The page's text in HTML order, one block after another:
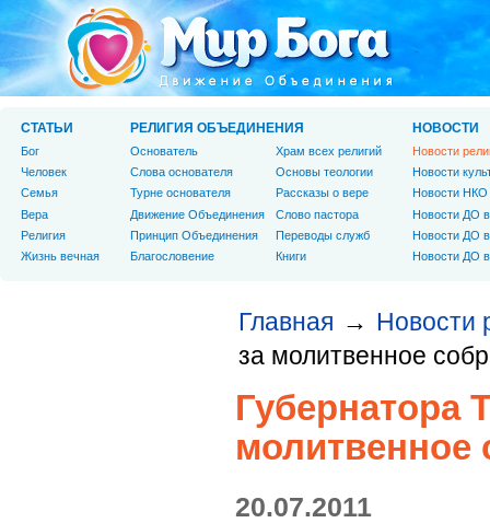
Главная → Новости
за молитвенное
Губернатора
молитвенное
20.07.2011
СТАТЬИ
Бог
Человек
Cемья
Вера
Религия
Жизнь вечная
РЕЛИГИЯ ОБЪЕДИНЕНИЯ
Основатель
Слова основателя
Турне основателя
Движение Объединения
Принцип Объединения
Благословение
Храм всех религий
Основы теологии
Рассказы о вере
Слово пастора
Переводы служб
Книги
НОВОСТИ
Новости
Новости
Новости НКО
Новости ДО
Новости ДО
Новости ДО